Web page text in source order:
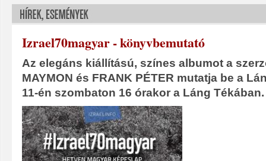
Izrael70magyar - könyvbemutató
Az elegáns kiállítású, színes albumot a
MAYMON és FRANK PÉTER mutatja be a
11-én szombaton 16 órakor a Láng Tékában.